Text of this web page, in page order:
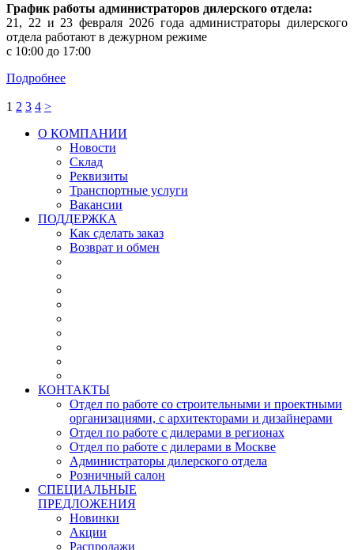
График работы администраторов дилерского отдела:
21, 22 и 23 февраля 2026 года администраторы дилерского
отдела работают в дежурном режиме
с 10:00 до 17:00
Подробнее
1 2 3 4 >
О КОМПАНИИ
Новости
Склад
Реквизиты
Транспортные услуги
Вакансии
ПОДДЕРЖКА
Как сделать заказ
Возврат и обмен
КОНТАКТЫ
Отдел по работе со строительными и проектными
организациями, с архитекторами и дизайнерами
Отдел по работе с дилерами в регионах
Отдел по работе с дилерами в Москве
Администраторы дилерского отдела
Розничный салон
СПЕЦИАЛЬНЫЕ
ПРЕДЛОЖЕНИЯ
Новинки
Акции
Распродажи